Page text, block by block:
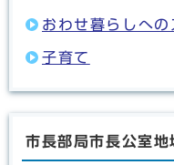
おわせ暮らしへの
子育て
市長部局市長公室地